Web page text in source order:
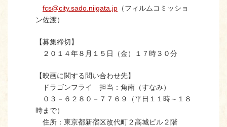
fcs@city.sado.niigata.jp （フィルムコミッショ
ン佐渡）
【募集締切】
２０１４年８月１５日（金）１７時３０分
【映画に関する問い合わせ先】
ドラゴンフライ 担当：角南（すなみ）
０３－６２８０－７７６９（平日１１時～１８
時まで）
住所：東京都新宿区改代町２高城ビル２階